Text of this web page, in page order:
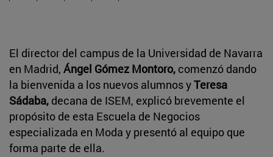
El director del campus de la Universidad de Navarra
en Madrid, Ángel Gómez Montoro, comenzó dando
la bienvenida a los nuevos alumnos yTeresa
Sádaba, decana de ISEM, explicó brevemente el
propósito de esta Escuela de Negocios
especializada en Moda y presentó al equipo que
forma parte de ella.